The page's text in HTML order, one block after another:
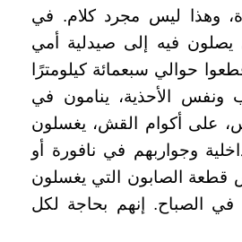
وهذا ليس مجرد كلام. في
يصلون فيه إلى صيدلية أمي
حوالي سبعمائة كيلومترًا
ونفس الأحذية، ينامون في
على أكوام القش، يغسلون
وجواربهم في نافورة أو
قطعة الصابون التي يغسلون
في الصباح. إنهم بحاجة لكل